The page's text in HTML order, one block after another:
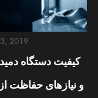
2019
کیفیت دستگاه
و نیازهای حفاظت